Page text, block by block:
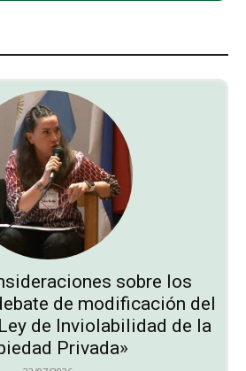
sobre los
de modificación del
de Inviolabilidad de la
Privada»